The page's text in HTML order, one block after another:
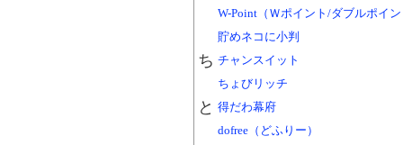
W-Point（Ｗポイント/ダブルポイ
貯めネコに小判
ち チャンスイット
ちょびリッチ
と 得だわ幕府
dofree（どふりー）